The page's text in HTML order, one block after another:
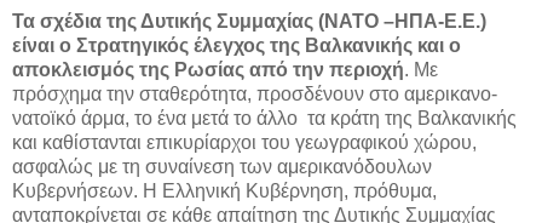
Τα σχέδια της Δυτικής Συμμαχίας (ΝΑΤΟ –ΗΠΑ-Ε.Ε.)
είναι ο Στρατηγικός έλεγχος της Βαλκανικής και ο
αποκλεισμός της Ρωσίας από την περιοχή. Με
πρόσχημα την σταθερότητα, προσδένουν στο αμερικανο-
νατοϊκό άρμα, το ένα μετά το άλλο τα κράτη της Βαλκανικής
και καθίστανται επικυρίαρχοι του γεωγραφικού χώρου,
ασφαλώς με τη συναίνεση των αμερικανόδουλων
Κυβερνήσεων. Η Ελληνική Κυβέρνηση, πρόθυμα,
ανταποκρίνεται σε κάθε απαίτηση της Δυτικής Συμμαχίας